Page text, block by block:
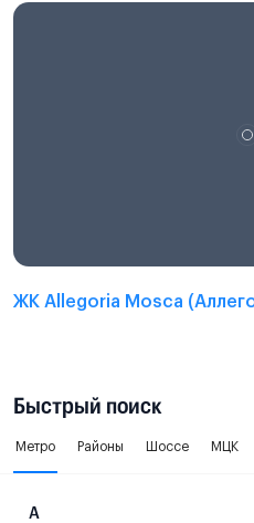
ЖК Allegoria Mosca
Быстрый поиск
Метро Районы Шоссе МЦК
А